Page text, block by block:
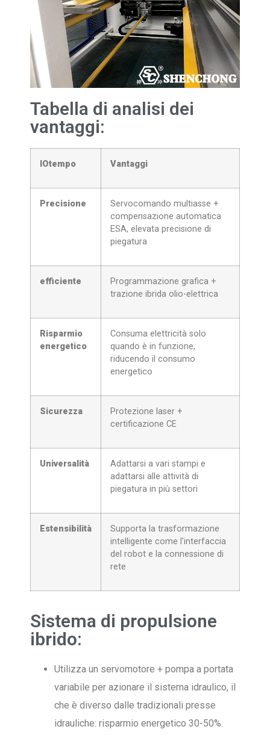
Tabella di analisi dei
vantaggi:
IOtempo Vantaggi
Precisione
Servocomando multiasse +
compensazione automatica
ESA, elevata precisione di
piegatura
efficiente
Programmazione grafica +
trazione ibrida olio-elettrica
Risparmio
energetico
Consuma elettricità solo
quando è in funzione,
riducendo il consumo
energetico
Sicurezza
Protezione laser +
certificazione CE
Universalità
Adattarsi a vari stampi e
adattarsi alle attività di
piegatura in più settori
Estensibilità
Supporta la trasformazione
intelligente come l'interfaccia
del robot e la connessione di
rete
Sistema di propulsione
ibrido:
Utilizza un servomotore + pompa a portata
variabile per azionare il sistema idraulico, il
che è diverso dalle tradizionali presse
idrauliche: risparmio energetico 30-50%.